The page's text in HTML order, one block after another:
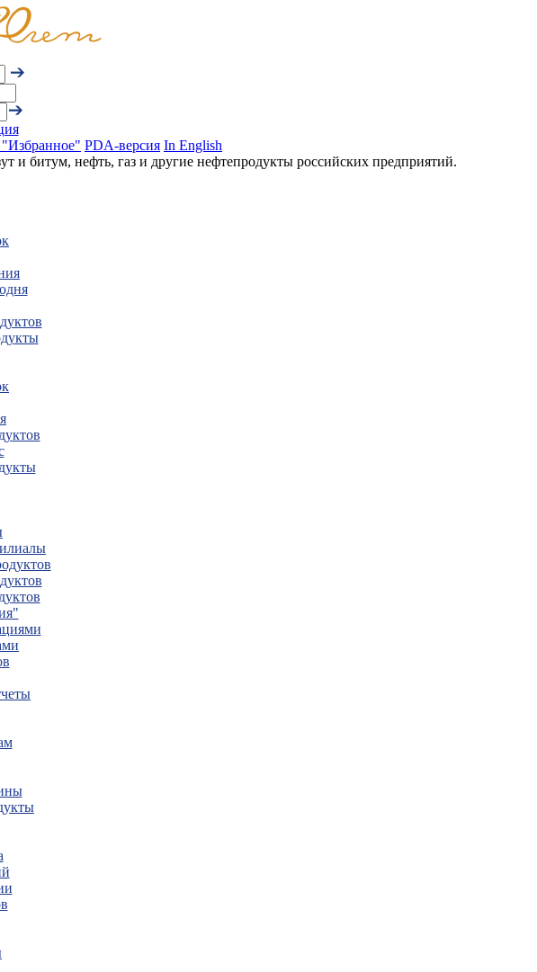
PDA-версия In English
и битум, нефть, газ и другие нефтепродукты российских предприятий.